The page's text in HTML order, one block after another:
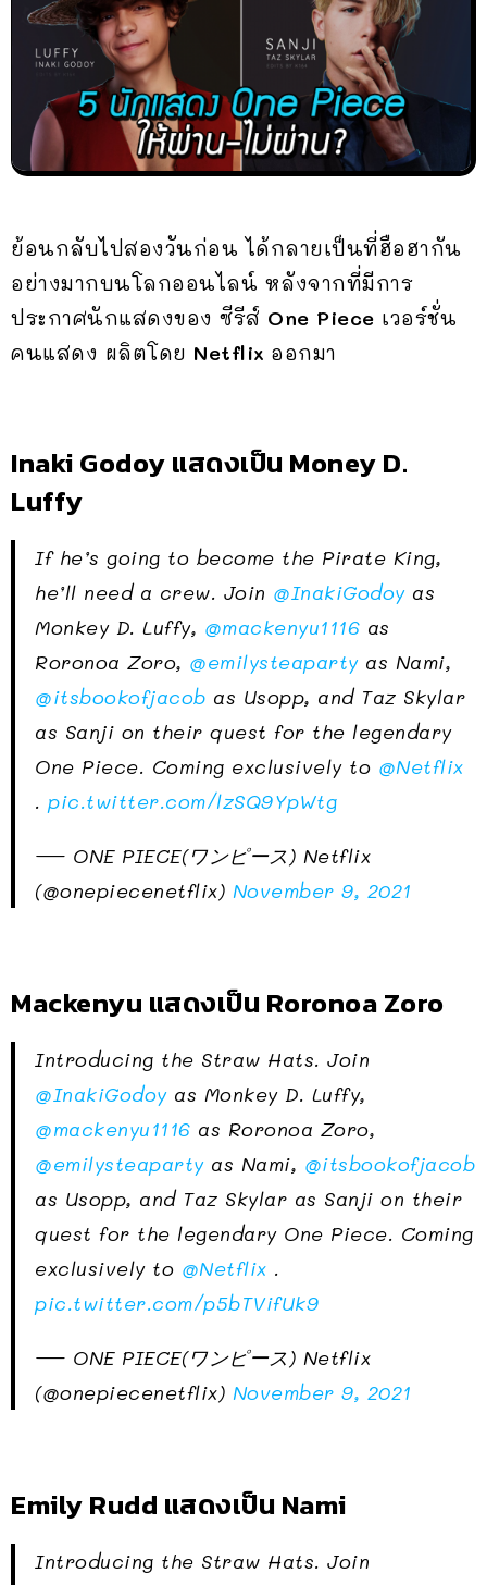
ย้อนกลับไปสองวันก่อน ได้กลายเป็นที่ฮือฮากัน
อย่างมากบนโลกออนไลน์ หลังจากที่มีการ
ประกาศนักแสดงของ ซีรีส์ One Piece เวอร์ชั่น
คนแสดง ผลิตโดย Netflix ออกมา
Inaki Godoy แสดงเป็น Money D.
Luffy
If he’s going to become the Pirate King,
he’ll need a crew. Join @InakiGodoyas
Monkey D. Luffy, @mackenyu1116 as
Roronoa Zoro, @emilysteapartyas Nami,
@itsbookofjacob as Usopp, and Taz Skylar
as Sanji on their quest for the legendary
One Piece. Coming exclusively to @Netflix
. pic.twitter.com/lzSQ9YpWtg
— ONE PIECE(ワンピース) Netflix
(@onepiecenetflix) November 9, 2021
Mackenyu แสดงเป็น Roronoa Zoro
Introducing the Straw Hats. Join
@InakiGodoyas Monkey D. Luffy,
@mackenyu1116 as Roronoa Zoro,
@emilysteapartyas Nami, @itsbookofjacob
as Usopp, and Taz Skylar as Sanji on their
quest for the legendary One Piece. Coming
exclusively to @Netflix .
pic.twitter.com/p5bTVifUk9
— ONE PIECE(ワンピース) Netflix
(@onepiecenetflix) November 9, 2021
Emily Rudd แสดงเป็น Nami
Introducing the Straw Hats. Join